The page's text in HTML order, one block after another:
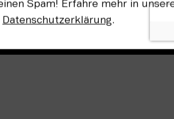
Datenschutzerklärung.
Norden & im Westen